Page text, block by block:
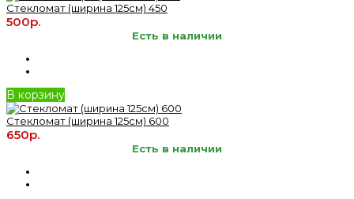
Стекломат (ширина 125см) 450
500р.
Есть в наличии
В корзину
Стекломат (ширина 125см) 600
650р.
Есть в наличии